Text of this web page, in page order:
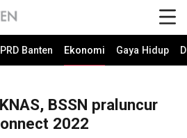
Banten Ekonomi Gaya Hidup
BSSN praluncur
2022